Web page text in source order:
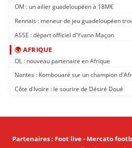
OM : un ailier guadeloupéen à 18M€
Rennais : meneur de jeu guadeloupéen
ASSE : départ officiel d'Yvann Maçon
🌍 AFRIQUE
OL : nouveau partenaire en Afrique
Nantes : Kombouaré sur un champion
Côte d'Ivoire : le sourire de Désiré Doué
Partenaires: Foot live- Mercato